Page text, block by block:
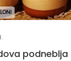
podneblja